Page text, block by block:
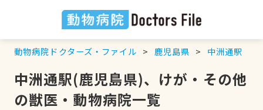
動物病院ドクターズ・ファイル 鹿児島県 中洲通駅
中洲通駅(鹿児島県)、けが・その他
の獣医・動物病院一覧